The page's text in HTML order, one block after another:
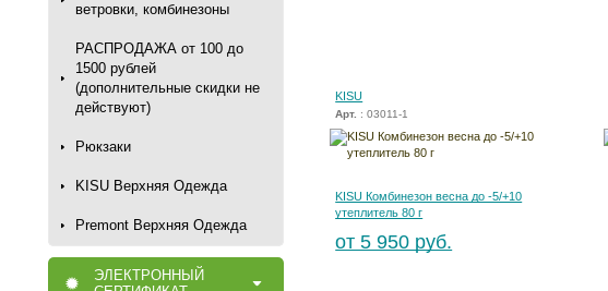
ветровки, комбинезоны
РАСПРОДАЖА от 100 до
1500 рублей
(дополнительные скидки не
действуют)
Рюкзаки
KISU Верхняя Одежда
Premont Верхняя Одежда
ЭЛЕКТРОННЫЙ
KISU
Арт. : 03011-1
KISU Комбинезон весна до -5/+10
утеплитель 80 г
от 5 950 руб.